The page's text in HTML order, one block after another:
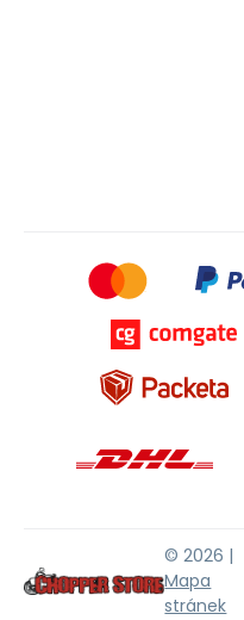
© 2026 |
Mapa
stránek